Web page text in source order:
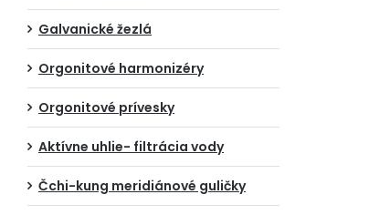
Galvanické žezlá
Orgonitové harmonizéry
Orgonitové prívesky
Aktívne uhlie- filtrácia vody
Čchi-kung meridiánové guličky